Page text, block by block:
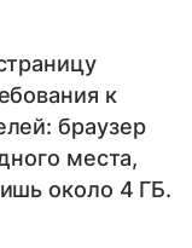
к
браузер
места,
около 4 ГБ.